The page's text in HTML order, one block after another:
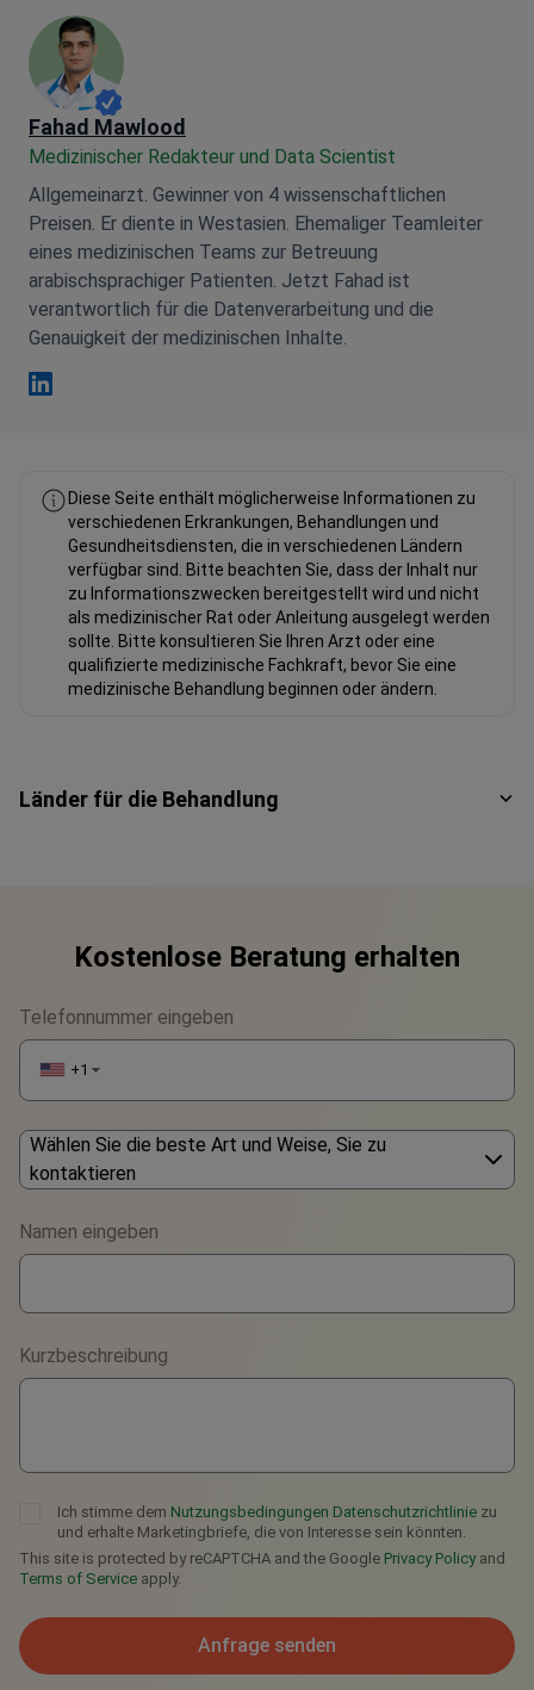
Fahad Mawlood
Medizinischer Redakteur und Data Scientist
Allgemeinarzt. Gewinner von 4 wissenschaftlichen
Preisen. Er diente in Westasien. Ehemaliger Teamleiter
eines medizinischen Teams zur Betreuung
arabischsprachiger Patienten. Jetzt Fahad ist
verantwortlich für die Datenverarbeitung und die
Genauigkeit der medizinischen Inhalte.
Diese Seite enthält möglicherweise Informationen zu
verschiedenen Erkrankungen, Behandlungen und
Gesundheitsdiensten, die in verschiedenen Ländern
verfügbar sind. Bitte beachten Sie, dass der Inhalt nur
zu Informationszwecken bereitgestellt wird und nicht
als medizinischer Rat oder Anleitung ausgelegt werden
sollte. Bitte konsultieren Sie Ihren Arzt oder eine
qualifizierte medizinische Fachkraft, bevor Sie eine
medizinische Behandlung beginnen oder ändern.
Länder für die Behandlung
Kostenlose Beratung erhalten
Telefonnummer eingeben
+1 ▼
Wählen Sie die beste Art und Weise, Sie zu
kontaktieren
WhatsApp
Viber
Telegram
Namen eingeben
Kurzbeschreibung
Ich stimme dem Nutzungsbedingungen Datenschutzrichtlinie zu
und erhalte Marketingbriefe, die von Interesse sein könnten.
This site is protected by reCAPTCHA and the Google Privacy Policyand
Terms of Service apply.
Anfrage senden